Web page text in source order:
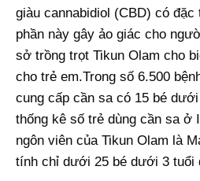
giàu cannabidiol (CBD) có
phần này gây ảo giác cho
sở trồng trọt Tikun Olam cho
cho trẻ em.Trong số 6.500
cung cấp cần sa có 15 bé
thống kê số trẻ dùng cần sa ở
ngôn viên của Tikun Olam là
tính chỉ dưới 25 bé dưới 3 tuổi